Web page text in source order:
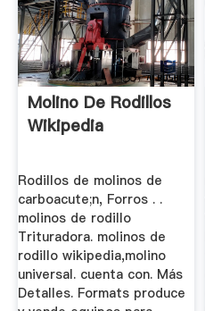
Molino De Rodillos
Wikipedia
Rodillos de molinos de
carboacute;n, Forros . .
molinos de rodillo
Trituradora. molinos de
rodillo wikipedia,molino
universal. cuenta con. Más
Detalles. Formats produce